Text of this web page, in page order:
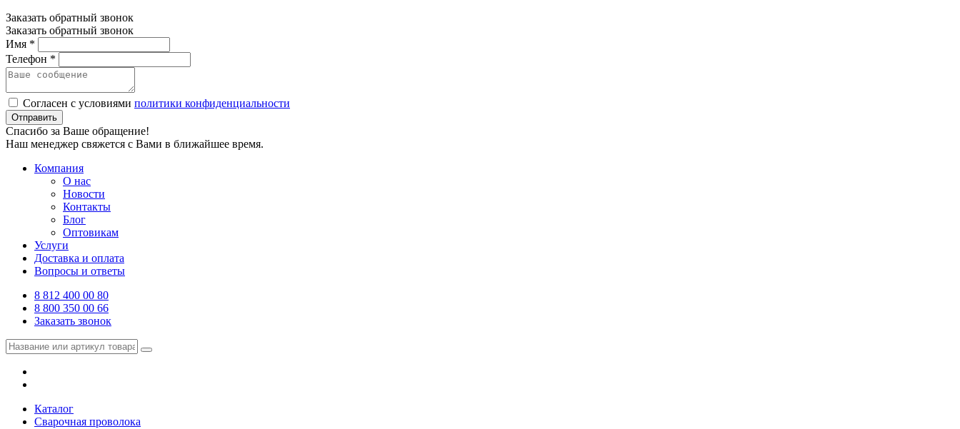
Заказать обратный звонок
Заказать обратный звонок
Имя *
Телефон *
Согласен с условиями политики конфиденциальности
Отправить
Спасибо за Ваше обращение!
Наш менеджер свяжется с Вами в ближайшее время.
Компания
О нас
Новости
Контакты
Блог
Оптовикам
Услуги
Доставка и оплата
Вопросы и ответы
8 812 400 00 80
8 800 350 00 66
Заказать звонок
Каталог
Сварочная проволока